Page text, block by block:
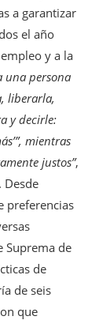
a garantizar
el año
y a la
una persona
liberarla,
y decirle:
mientras
justos”,
Desde
preferencias
Suprema de
de
de seis
que